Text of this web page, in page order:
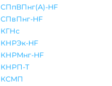
СПпВПнг(A)-HF
СПвПнг-HF
КГНс
КНРЭк-HF
КНРМнг-HF
КНРП-T
КСМП